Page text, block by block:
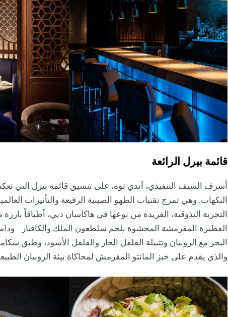
قائمة بيرل الرائعة
أشرف الشيف التنفيذي، آندي توه، على تنسيق قائمة بيرل التي
النكهات. وهي تمزج تقنيات الطهو الصينية الرفيعة والتأثيرات
التجربة التذوقية، الفريدة من نوعها في هاكاسان دبي، أطباقاً
الفطيرة المقرمشة المحشوة بلحم سلطعون الملك والكافيار -
البحر مع الروبيان وتتبيلة الفلفل الحار والفلفل الأسود، وطبق
والذي يقدم على خبز المانتو المقرمش لمحاكاة بيئة الروبيان